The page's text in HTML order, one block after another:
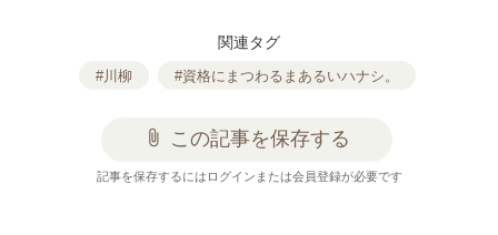
関連タグ
#川柳 #資格にまつわるまあるいハナシ。
attach_file この記事を保存する
記事を保存するにはログインまたは会員登録が必要です